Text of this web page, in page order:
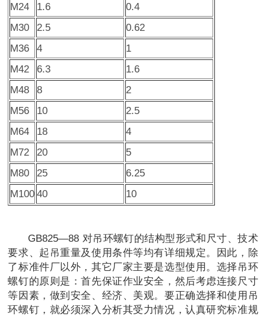
M24
1.6
0.4
M30
2.5
0.62
M36
4
1
M42
6.3
1.6
M48
8
2
M56
10
2.5
M64
18
4
M72
20
5
M80
25
6.25
M100 40 10
GB825—88 对吊环螺钉的结构型形式和尺寸、技术
要求、起吊重量及使用条件等均有详细规定。因此，除
了标准件厂以外，其它厂家主要是选型使用。选择吊环
螺钉的原则是：首先保证作业安全，然后考虑连接尺寸
等因素，做到安全、经济、美观。要正确选择和使用吊
环螺钉，就必须深入分析其受力情况，认真研究标准规